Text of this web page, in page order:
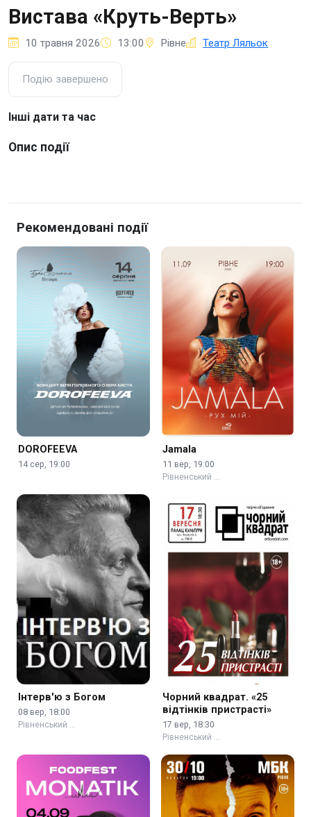
Вистава «Круть-Верть»
10 травня 2026 13:00 Рівне Театр Ляльок
Подію завершено
Інші дати та час
Опис події
Рекомендовані події
DOROFEEVA
14 сер, 19:00
Jamala
11 вер, 19:00
Рівненський …
Інтерв'ю з Богом
08 вер, 18:00
Рівненський …
Чорний квадрат. «25
відтінків пристрасті»
17 вер, 18:30
Рівненський …